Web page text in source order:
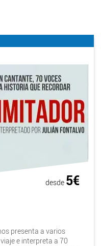
desde 5€
presenta a varios
e interpreta a 70